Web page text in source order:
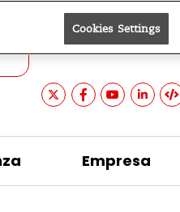
Empresa
Cookies Settings